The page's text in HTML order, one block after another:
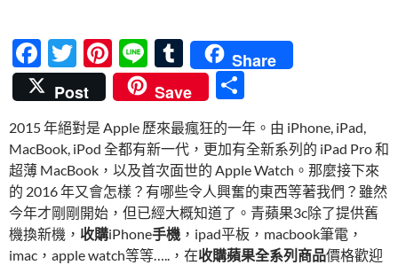
F
ac
e
b
o
o
k
T
w
itt
er
Pi
nt
er
es
t
Li
n
e
T
u
m
bl
r
Share
Post
Save
享
2015 年絕對是 Apple 歷來最瘋狂的一年。由 iPhone, iPad,
MacBook, iPod 全都有新一代，更加有全新系列的 iPad Pro 和
超薄 MacBook，以及首次面世的 Apple Watch。那麼接下來
的 2016 年又會怎樣？有哪些令人興奮的東西等著我們？雖然
今年才剛剛開始，但已經大概知道了。青蘋果3c除了提供舊
機換新機， 收購iPhone手機 ，ipad平板，macbook筆電，
imac，apple watch等等…..，在收購蘋果全系列商品價格歡迎